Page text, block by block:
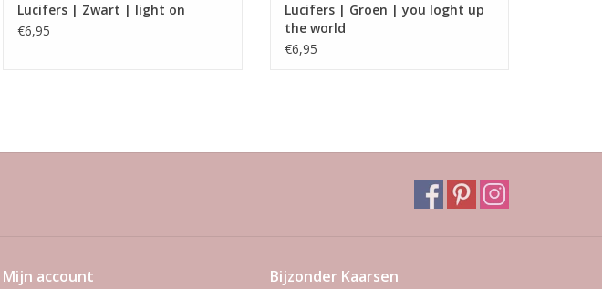
Lucifers | Zwart | light on
€6,95
Lucifers | Groen | you loght up
the world
€6,95
Mijn account Bijzonder Kaarsen